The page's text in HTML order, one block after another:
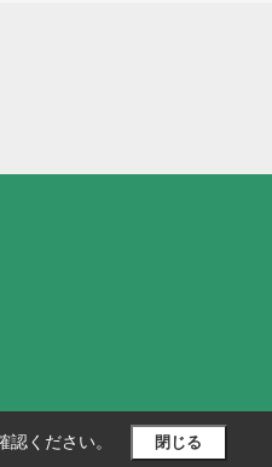
認ください。 閉じる